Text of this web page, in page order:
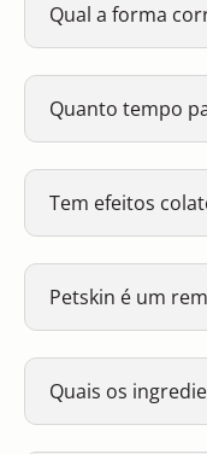
Qual a forma
Quanto tempo
Tem efeitos
Petskin é um
Quais os